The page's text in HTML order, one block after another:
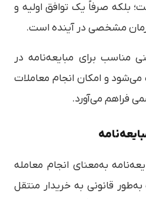
بلکه صرفاً یک توافق اولیه و
زمان مشخصی در آینده است.
مناسب برای مبایعه‌نامه در
و امکان انجام معاملات
فراهم می‌آورد.
به‌معنای انجام معامله
قانونی به خریدار منتقل